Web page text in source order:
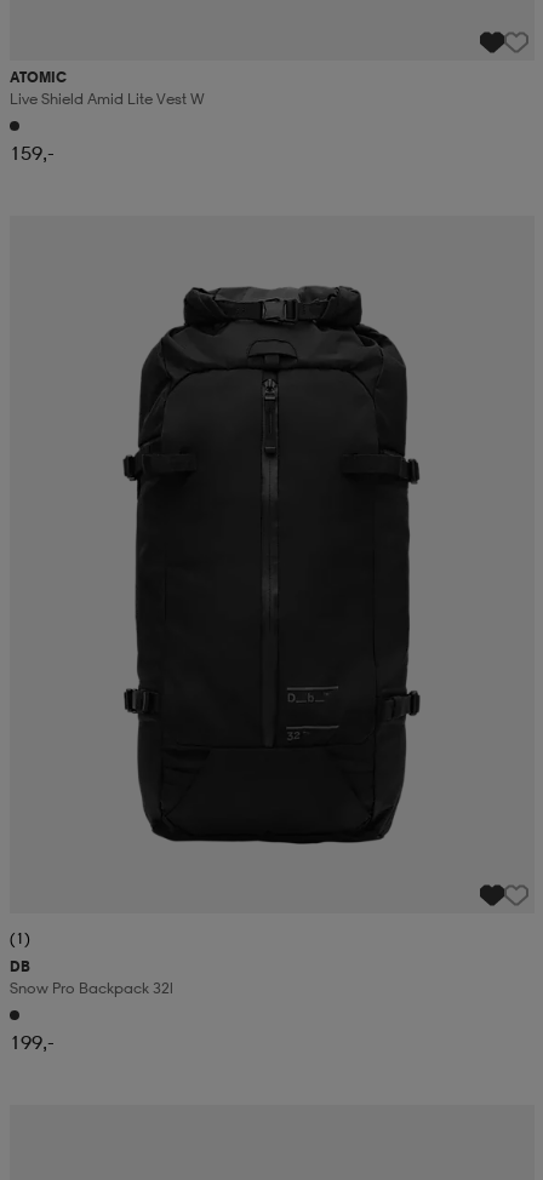
ATOMIC
Live Shield Amid Lite Vest W
159,-
(1)
DB
Snow Pro Backpack 32l
199,-